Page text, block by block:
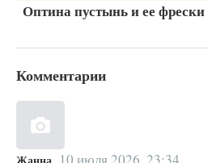
Оптина пустынь и ее фрески
Комментарии
10 июля 2026, 23:34